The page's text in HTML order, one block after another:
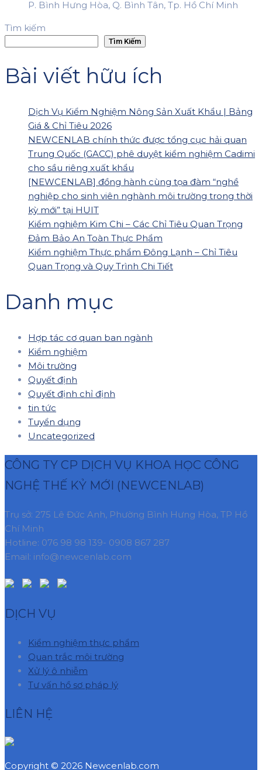
P. Bình Hưng Hòa, Q. Bình Tân, Tp. Hồ Chí Minh
Tìm kiếm
Tìm Kiếm
Bài viết hữu ích
Dịch Vụ Kiểm Nghiệm Nông Sản Xuất Khẩu | Bảng
Giá & Chỉ Tiêu 2026
NEWCENLAB chính thức được tổng cục hải quan
Trung Quốc (GACC) phê duyệt kiểm nghiệm Cadimi
cho sầu riêng xuất khẩu
[NEWCENLAB] đồng hành cùng tọa đàm “nghề
nghiệp cho sinh viên nghành môi trường trong thời
kỳ mới” tại HUIT
Kiểm nghiệm Kim Chi – Các Chỉ Tiêu Quan Trọng
Đảm Bảo An Toàn Thực Phẩm
Kiểm nghiệm Thực phẩm Đông Lạnh – Chỉ Tiêu
Quan Trọng và Quy Trình Chi Tiết
Danh mục
Hợp tác cơ quan ban ngành
Kiểm nghiệm
Môi trường
Quyết định
Quyết định chỉ định
tin tức
Tuyển dụng
Uncategorized
CÔNG TY CP DỊCH VỤ KHOA HỌC CÔNG
NGHỆ THẾ KỶ MỚI (NEWCENLAB)
Trụ sở: 275 Lê Đức Anh, Phường Bình Hưng Hòa, TP Hồ
Chí Minh
Hotline: 076 98 98 139- 0908 867 287
Email: info@newcenlab.com
DỊCH VỤ
Kiểm nghiệm thực phẩm
Quan trắc môi trường
Xử lý ô nhiễm
Tư vấn hồ sơ pháp lý
LIÊN HỆ
Copyright © 2026 Newcenlab.com